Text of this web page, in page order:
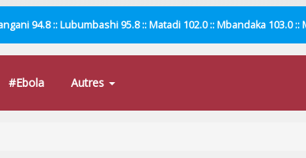
94.8 :: Lubumbashi 95.8 :: Matadi 102.0 :: Mbandaka 103.0 ::
#Ebola Autres